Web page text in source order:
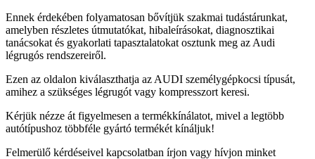
Ennek érdekében folyamatosan bővítjük szakmai tudástárunkat,
amelyben részletes útmutatókat, hibaleírásokat, diagnosztikai
tanácsokat és gyakorlati tapasztalatokat osztunk meg az Audi
légrugós rendszereiről.
Ezen az oldalon kiválaszthatja az AUDI személygépkocsi típusát,
amihez a szükséges légrugót vagy kompresszort keresi.
Kérjük nézze át figyelmesen a termékkínálatot, mivel a legtöbb
autótípushoz többféle gyártó termékét kínáljuk!
Felmerülő kérdéseivel kapcsolatban írjon vagy hívjon minket